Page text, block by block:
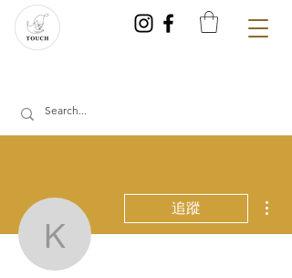
kavev41269
追蹤